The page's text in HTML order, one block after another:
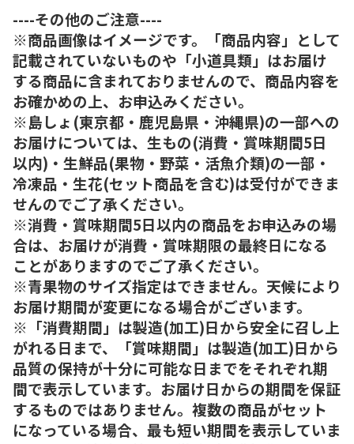
----その他のご注意----
※商品画像はイメージです。「商品内容」として
記載されていないものや「小道具類」はお届け
する商品に含まれておりませんので、商品内容を
お確かめの上、お申込みください。
※島しょ(東京都・鹿児島県・沖縄県)の一部への
お届けについては、生もの(消費・賞味期間5日
以内)・生鮮品(果物・野菜・活魚介類)の一部・
冷凍品・生花(セット商品を含む)は受付ができま
せんのでご了承ください。
※消費・賞味期間5日以内の商品をお申込みの場
合は、お届けが消費・賞味期限の最終日になる
ことがありますのでご了承ください。
※青果物のサイズ指定はできません。天候により
お届け期間が変更になる場合がございます。
※「消費期間」は製造(加工)日から安全に召し上
がれる日まで、「賞味期間」は製造(加工)日から
品質の保持が十分に可能な日までをそれぞれ期
間で表示しています。お届け日からの期間を保証
するものではありません。複数の商品がセット
になっている場合、最も短い期間を表示していま